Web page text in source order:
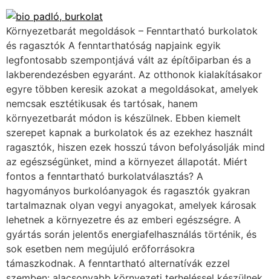
Környezetbarát megoldások – Fenntartható burkolatok
és ragasztók A fenntarthatóság napjaink egyik
legfontosabb szempontjává vált az építőiparban és a
lakberendezésben egyaránt. Az otthonok kialakításakor
egyre többen keresik azokat a megoldásokat, amelyek
nemcsak esztétikusak és tartósak, hanem
környezetbarát módon is készülnek. Ebben kiemelt
szerepet kapnak a burkolatok és az ezekhez használt
ragasztók, hiszen ezek hosszú távon befolyásolják mind
az egészségünket, mind a környezet állapotát. Miért
fontos a fenntartható burkolatválasztás? A
hagyományos burkolóanyagok és ragasztók gyakran
tartalmaznak olyan vegyi anyagokat, amelyek károsak
lehetnek a környezetre és az emberi egészségre. A
gyártás során jelentős energiafelhasználás történik, és
sok esetben nem megújuló erőforrásokra
támaszkodnak. A fenntartható alternatívák ezzel